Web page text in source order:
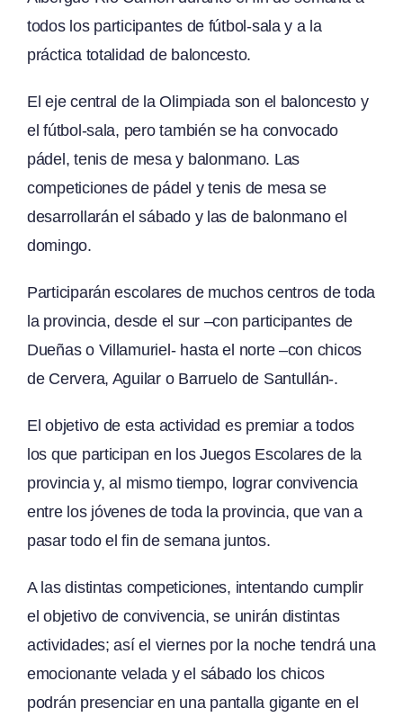
todos los participantes de fútbol-sala y a la
práctica totalidad de baloncesto.
El eje central de la Olimpiada son el baloncesto y
el fútbol-sala, pero también se ha convocado
pádel, tenis de mesa y balonmano. Las
competiciones de pádel y tenis de mesa se
desarrollarán el sábado y las de balonmano el
domingo.
Participarán escolares de muchos centros de toda
la provincia, desde el sur –con participantes de
Dueñas o Villamuriel- hasta el norte –con chicos
de Cervera, Aguilar o Barruelo de Santullán-.
El objetivo de esta actividad es premiar a todos
los que participan en los Juegos Escolares de la
provincia y, al mismo tiempo, lograr convivencia
entre los jóvenes de toda la provincia, que van a
pasar todo el fin de semana juntos.
A las distintas competiciones, intentando cumplir
el objetivo de convivencia, se unirán distintas
actividades; así el viernes por la noche tendrá una
emocionante velada y el sábado los chicos
podrán presenciar en una pantalla gigante en el